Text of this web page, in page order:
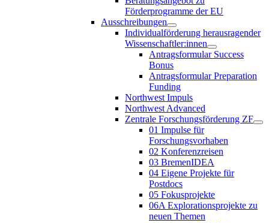
Förderprogramme der EU
Ausschreibungen
Individualförderung herausragender
Wissenschaftler:innen
Antragsformular Success
Bonus
Antragsformular Preparation
Funding
Northwest Impuls
Northwest Advanced
Zentrale Forschungsförderung ZF
01 Impulse für
Forschungsvorhaben
02 Konferenzreisen
03 BremenIDEA
04 Eigene Projekte für
Postdocs
05 Fokusprojekte
06A Explorationsprojekte zu
neuen Themen